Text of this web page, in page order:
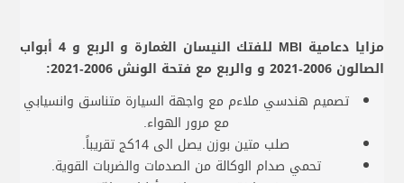
مزايا دعامية MBI للفتك النيسان الغمارة و الربع و 4 أبواب
الصالون 2006-2021 و والربع مع فتحة الونش 2006-2021:
تصميم هندسي ملاءم مع واجهة السيارة متناسق وانسيابي
مع مرور الهواء.
صلب متين بوزن يصل الى 14كج تقريباً.
تحمي صدام الوكالة من الصدمات والضربات القوية.